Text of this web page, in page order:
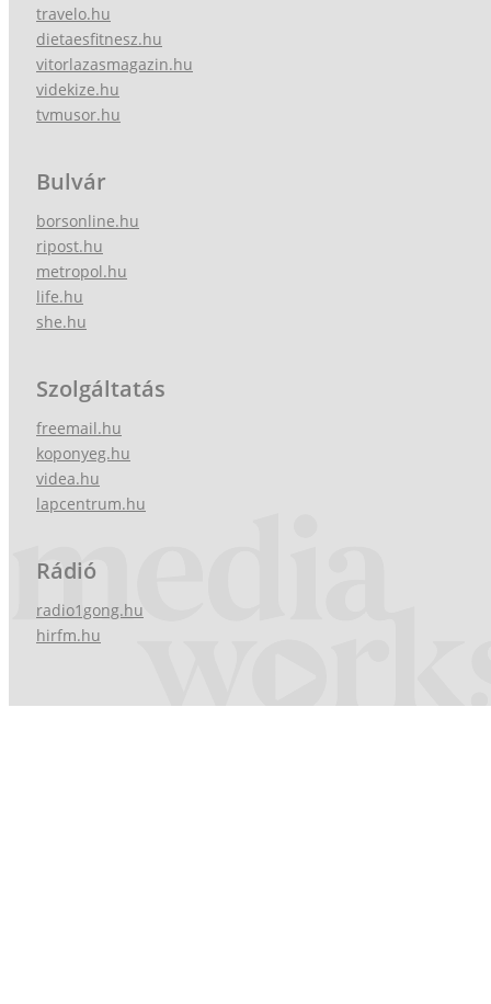
travelo.hu
dietaesfitnesz.hu
vitorlazasmagazin.hu
videkize.hu
tvmusor.hu
Bulvár
borsonline.hu
ripost.hu
metropol.hu
life.hu
she.hu
Szolgáltatás
freemail.hu
koponyeg.hu
videa.hu
lapcentrum.hu
Rádió
radio1gong.hu
hirfm.hu